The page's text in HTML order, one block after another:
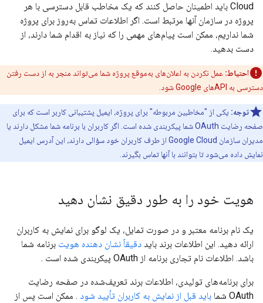
Cloud باید اطمینان حاصل کنند که یک مخاطب قابل دسترسی با هر
پروژه در سازمان آنها مرتبط است. اگر اطلاعات تماس به‌روز برای پروژه
شما نداریم، ممکن است پیام‌های مهمی را که نیاز به اقدام شما دارند، از
دست بدهید.
احتیاط: عمل نکردن به اعلان‌های به‌موقع پروژه شما می‌تواند منجر به از دست رفتن
دسترسی به APIهای Google شود.
توجه: یکی از "مخاطبین مربوطه" برای پروژه، ایمیل پشتیبانی کاربر است که برای
صفحه رضایت OAuth شما پیکربندی شده است. اگر کاربران با برنامه شما مشکل دارند یا
مدیران سازمان Google Cloud از طرف کاربران خود سؤالی دارند، این آدرس ایمیل
نمایش داده می‌شود تا بتوانند با آنها تماس بگیرند.
هویت خود را به طور دقیق نشان دهید
یک نام برنامه معتبر و در صورت تمایل، یک لوگو برای نمایش به کاربران
ارائه دهید. این اطلاعات برند باید دقیقاً نشان دهنده هویت برنامه شما
باشد. اطلاعات نام تجاری برنامه از OAuth پیکربندی شده است .
برای برنامه‌های تولیدی، اطلاعات برند تعریف‌شده در صفحه رضایت
OAuth شما
باید قبل از نمایش به کاربران تأیید شود . ممکن است پس از